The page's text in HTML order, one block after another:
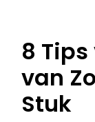
8
van
Stuk